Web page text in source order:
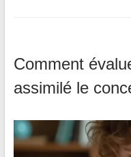
Comment
assimilé le